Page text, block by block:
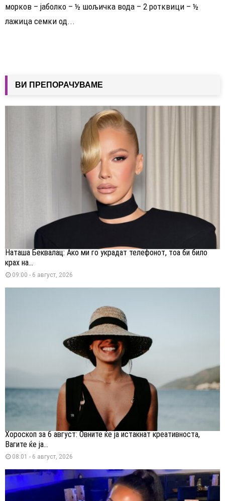
морков – јаболко – ½ шољичка вода – 2 ротквици – ½
лажица семки од...
ВИ ПРЕПОРАЧУВАМЕ
Наташа Беквалац: Ако ми го украдат телефонот, тоа би било
крах на...
09:00 - 6 август, 2026
Хороскоп за 6 август: Овните ќе ја истакнат креативноста,
Вагите ќе ја...
08:01 - 6 август, 2026